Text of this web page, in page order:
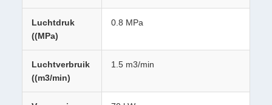
Luchtdruk
((MPa)
0.8 MPa
Luchtverbruik
((m3/min)
1.5 m3/min